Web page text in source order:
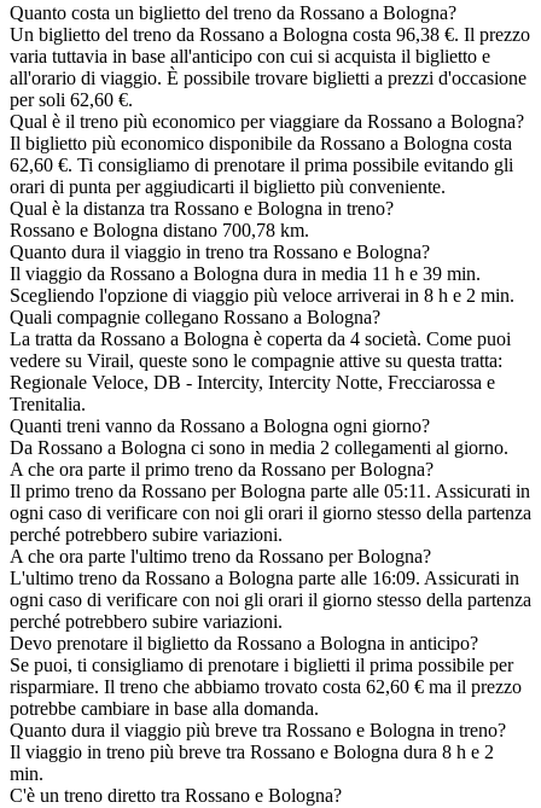
Quanto costa un biglietto del treno da Rossano a Bologna?
Un biglietto del treno da Rossano a Bologna costa 96,38 €. Il prezzo
varia tuttavia in base all'anticipo con cui si acquista il biglietto e
all'orario di viaggio. È possibile trovare biglietti a prezzi d'occasione
per soli 62,60 €.
Qual è il treno più economico per viaggiare da Rossano a Bologna?
Il biglietto più economico disponibile da Rossano a Bologna costa
62,60 €. Ti consigliamo di prenotare il prima possibile evitando gli
orari di punta per aggiudicarti il biglietto più conveniente.
Qual è la distanza tra Rossano e Bologna in treno?
Rossano e Bologna distano 700,78 km.
Quanto dura il viaggio in treno tra Rossano e Bologna?
Il viaggio da Rossano a Bologna dura in media 11 h e 39 min.
Scegliendo l'opzione di viaggio più veloce arriverai in 8 h e 2 min.
Quali compagnie collegano Rossano a Bologna?
La tratta da Rossano a Bologna è coperta da 4 società. Come puoi
vedere su Virail, queste sono le compagnie attive su questa tratta:
Regionale Veloce, DB - Intercity, Intercity Notte, Frecciarossa e
Trenitalia.
Quanti treni vanno da Rossano a Bologna ogni giorno?
Da Rossano a Bologna ci sono in media 2 collegamenti al giorno.
A che ora parte il primo treno da Rossano per Bologna?
Il primo treno da Rossano per Bologna parte alle 05:11. Assicurati in
ogni caso di verificare con noi gli orari il giorno stesso della partenza
perché potrebbero subire variazioni.
A che ora parte l'ultimo treno da Rossano per Bologna?
L'ultimo treno da Rossano a Bologna parte alle 16:09. Assicurati in
ogni caso di verificare con noi gli orari il giorno stesso della partenza
perché potrebbero subire variazioni.
Devo prenotare il biglietto da Rossano a Bologna in anticipo?
Se puoi, ti consigliamo di prenotare i biglietti il prima possibile per
risparmiare. Il treno che abbiamo trovato costa 62,60 € ma il prezzo
potrebbe cambiare in base alla domanda.
Quanto dura il viaggio più breve tra Rossano e Bologna in treno?
Il viaggio in treno più breve tra Rossano e Bologna dura 8 h e 2
min.
C'è un treno diretto tra Rossano e Bologna?